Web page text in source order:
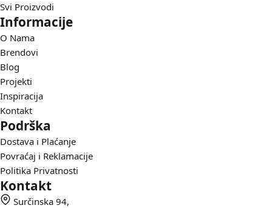
Svi Proizvodi
Informacije
O Nama
Brendovi
Blog
Projekti
Inspiracija
Kontakt
Podrška
Dostava i Plaćanje
Povraćaj i Reklamacije
Politika Privatnosti
Kontakt
Surčinska 94,